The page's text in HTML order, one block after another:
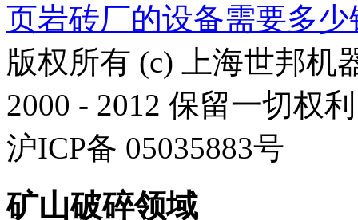
页岩砖厂的设备需要多少
版权所有 (c) 上海世邦机
2000 - 2012 保留一切权利
沪ICP备 05035883号
矿山破碎领域